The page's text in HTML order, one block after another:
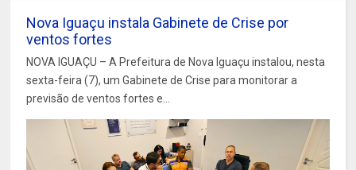
Nova Iguaçu instala Gabinete de Crise por
ventos fortes
NOVA IGUAÇU – A Prefeitura de Nova Iguaçu instalou, nesta
sexta-feira (7), um Gabinete de Crise para monitorar a
previsão de ventos fortes e...